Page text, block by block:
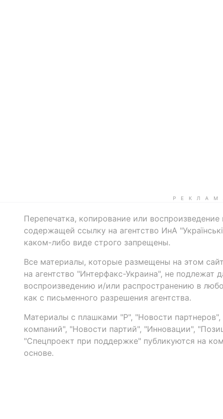
Перепечатка, копирование или
содержащей ссылку на агентство ИнА
каком-либо виде строго запрещены.
Все материалы, которые размещены на этом
на агентство "Интерфакс-Украина", не подлежат
воспроизведению и/или распространению в
как с письменного разрешения агентства.
Материалы с плашками "Р", "Новости
компаний", "Новости партий", "Инновации",
"Спецпроект при поддержке" публикуются на
основе.